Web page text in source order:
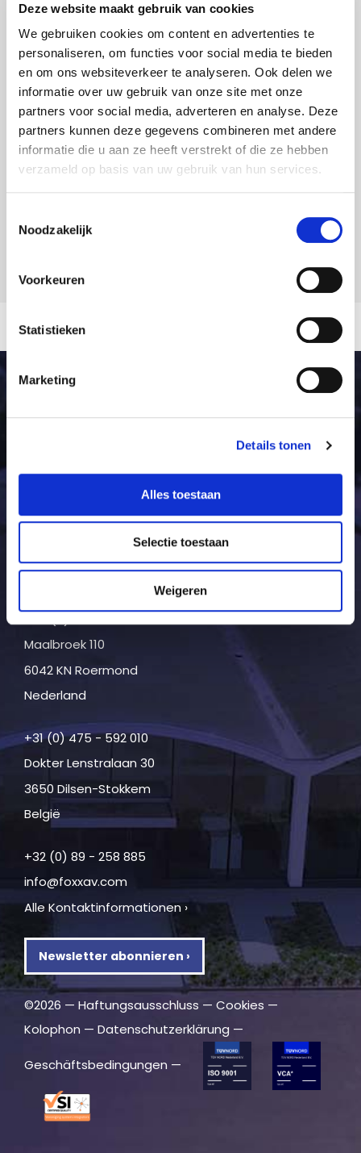
Deze website maakt gebruik van cookies
We gebruiken cookies om content en advertenties te
personaliseren, om functies voor social media te bieden
en om ons websiteverkeer te analyseren. Ook delen we
informatie over uw gebruik van onze site met onze
partners voor social media, adverteren en analyse. Deze
partners kunnen deze gegevens combineren met andere
informatie die u aan ze heeft verstrekt of die ze hebben
verzameld op basis van uw gebruik van hun services.
Noodzakelijk
Voorkeuren
Statistieken
Marketing
Details tonen
Alles toestaan
Selectie toestaan
Weigeren
Werbespots
Zusammenarbeit
Erlebniszentren
Branche
Business
Events
Gastgewerbe
Verwaltung
Sophienstrasse 37A(Sektor M Gebäude)
41065 Mönchengladbach
Duitsland
Maalbroek 110
6042 KN Roermond
Nederland
+31 (0) 475 - 592 010
Dokter Lenstralaan 30
3650 Dilsen-Stokkem
België
+32 (0) 89 - 258 885
info@foxxav.com
Alle Kontaktinformationen ›
Newsletter abonnieren ›
©2026 — Haftungsausschluss — Cookies —
Kolophon — Datenschutzerklärung —
Geschäftsbedingungen —